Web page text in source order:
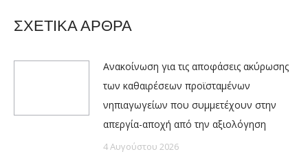
ΣΧΕΤΙΚΑ ΑΡΘΡΑ
Ανακοίνωση για τις αποφάσεις ακύρωσης
των καθαιρέσεων προϊσταμένων
νηπιαγωγείων που συμμετέχουν στην
απεργία-αποχή από την αξιολόγηση
4 Αυγούστου 2026